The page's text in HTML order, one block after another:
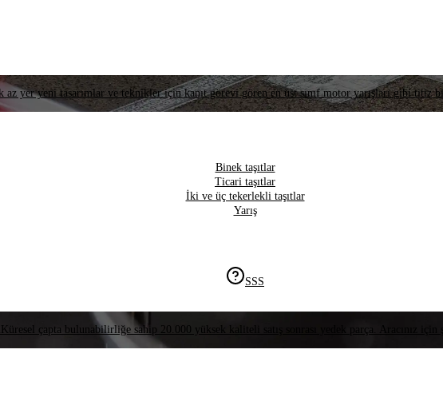
az yer yeni tasarımlar ve teknikler için kanıt görevi gören en üst sınıf motor yarışları gibi titiz
Binek taşıtlar
Ticari taşıtlar
İki ve üç tekerlekli taşıtlar
Yarış
SSS
Küresel çapta bulunabilirliğe sahip 20.000 yüksek kaliteli satış sonrası yedek parça. Aracınız